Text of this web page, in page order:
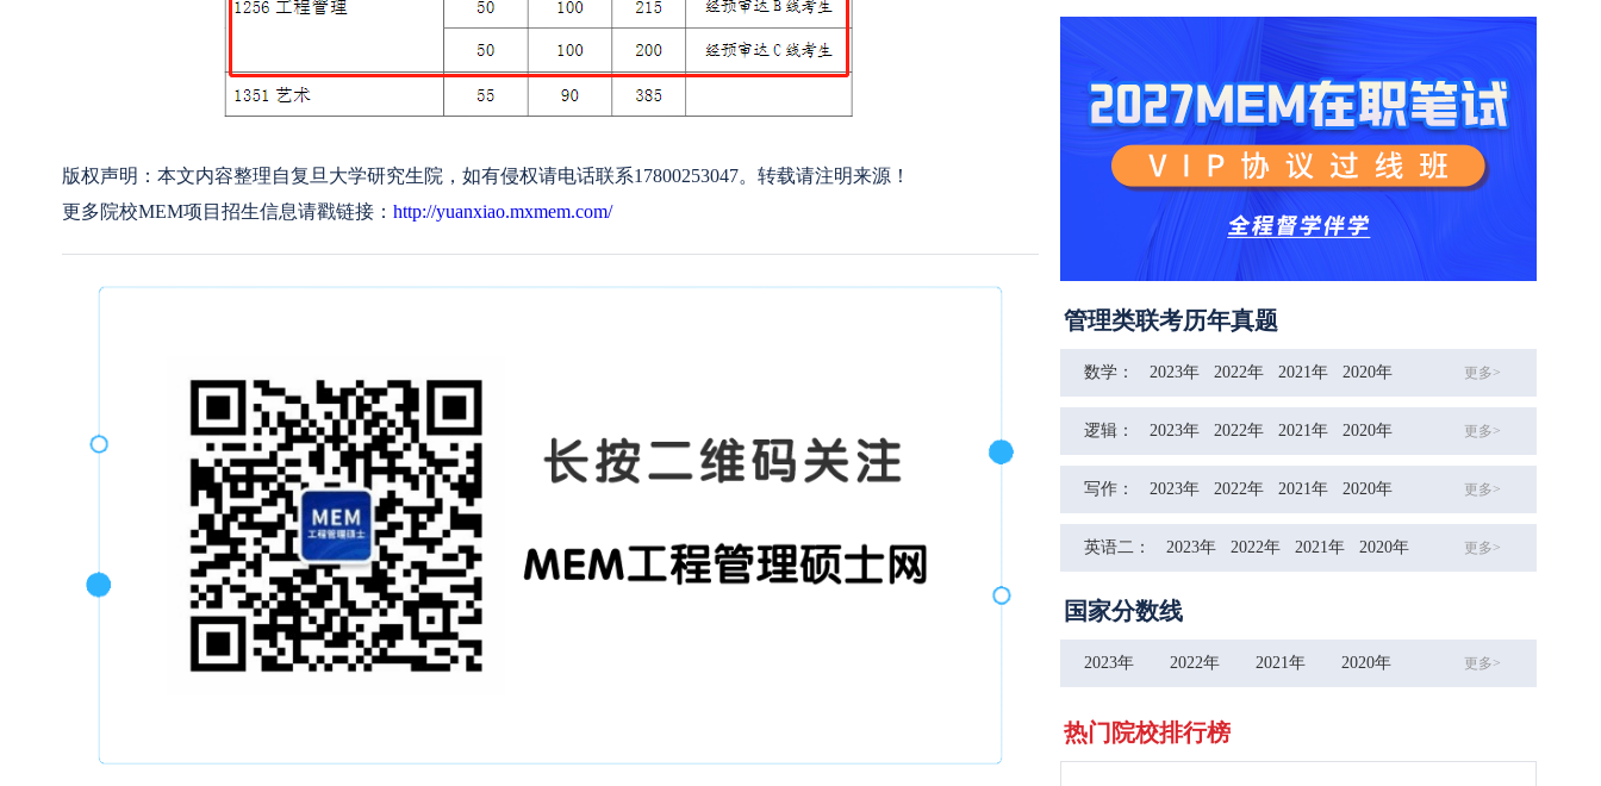
版权声明：本文内容整理自复旦大学研究生院，如有侵权请电话联系17800253047。转载请注明来源！
更多院校MEM项目招生信息请戳链接： http://yuanxiao.mxmem.com/
管理类联考历年真题
数学： 2023年 2022年 2021年 2020年 更多>
逻辑： 2023年 2022年 2021年 2020年 更多>
写作： 2023年 2022年 2021年 2020年 更多>
英语二： 2023年 2022年 2021年 2020年 更多>
国家分数线
2023年 2022年 2021年 2020年 更多>
热门院校排行榜